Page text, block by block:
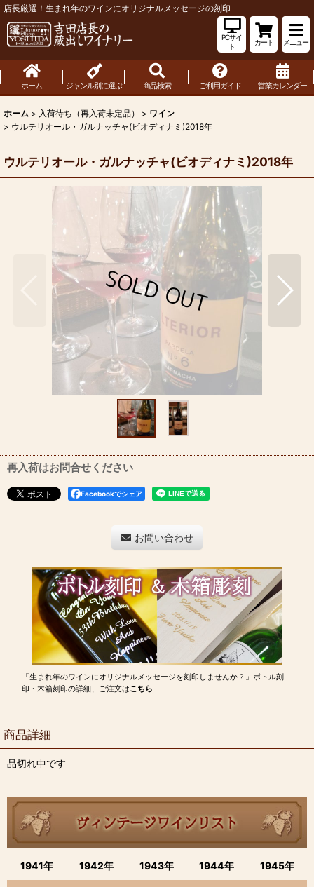
店長厳選！生まれ年のワインにオリジナルメッセージの刻印
PCサイ
ト
カート メニュー
ホーム ジャンル別に選ぶ 商品検索 ご利用ガイド 営業カレンダー
ホーム > 入荷待ち（再入荷未定品） > ワイン
> ウルテリオール・ガルナッチャ(ビオディナミ)2018年
ウルテリオール・ガルナッチャ(ビオディナミ)2018年
再入荷はお問合せください
Facebookでシェア
お問い合わせ
「生まれ年のワインにオリジナルメッセージを刻印しませんか？」ボトル刻
印・木箱刻印の詳細、ご注文はこちら
商品詳細
品切れ中です
1941年 1942年 1943年 1944年 1945年